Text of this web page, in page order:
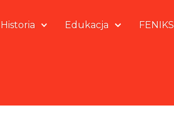
Historia Edukacja FENIKS